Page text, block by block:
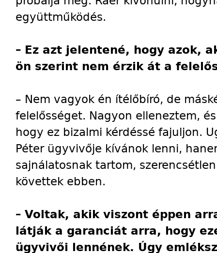
együttműködés.
– Ez azt jelentené, hogy azok,
ön szerint nem érzik át a
– Nem vagyok én ítélőbíró, de
felelősséget. Nagyon elleneztem,
hogy ez bizalmi kérdéssé fajuljon.
Péter ügyvivője kívánok lenni,
sajnálatosnak tartom,
követtek ebben.
– Voltak, akik viszont éppen
látják a garanciát arra, hogy
ügyvivői lennének. Úgy